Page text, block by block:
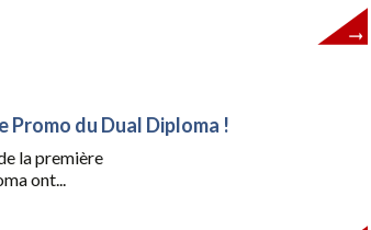
du Dual Diploma !
la première
ont...